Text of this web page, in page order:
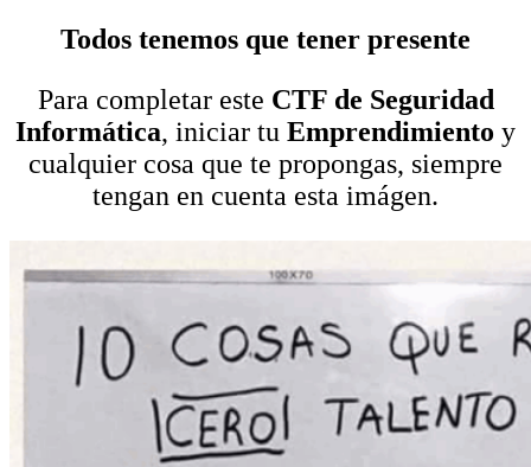
Todos tenemos que tener presente
Para completar este CTF de Seguridad
Informática, iniciar tu Emprendimiento y
cualquier cosa que te propongas, siempre
tengan en cuenta esta imágen.